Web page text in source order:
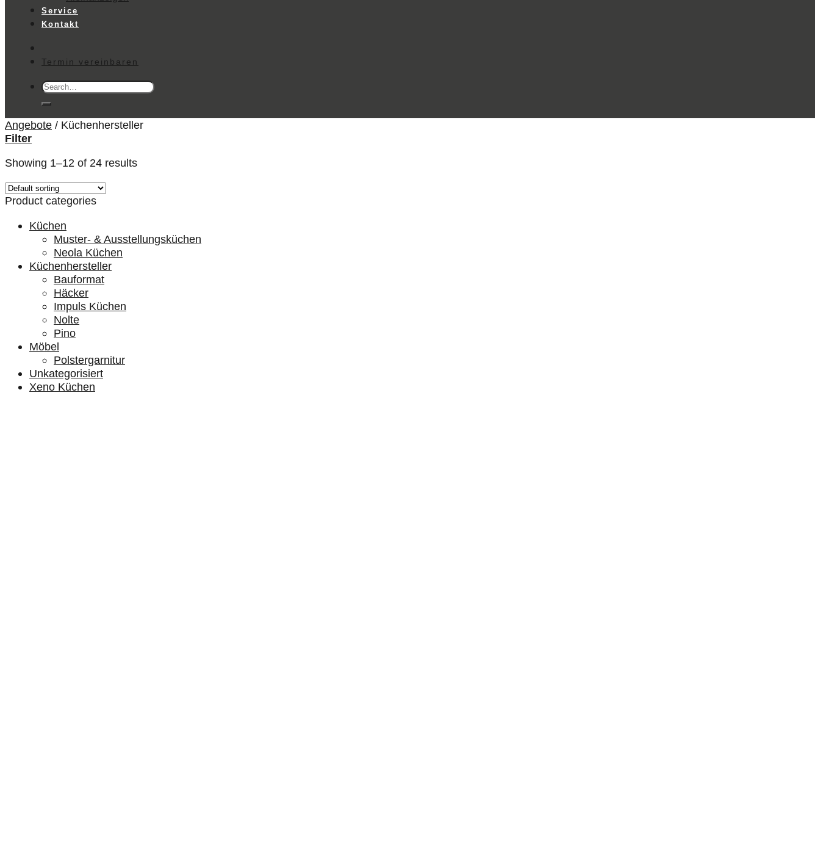
Service
Kontakt
Termin vereinbaren
Search
Angebote / Küchenhersteller
Filter
Showing 1–12 of 24 results
Product categories
Küchen
Muster- & Ausstellungsküchen
Neola Küchen
Küchenhersteller
Bauformat
Häcker
Impuls Küchen
Nolte
Pino
Möbel
Polstergarnitur
Unkategorisiert
Xeno Küchen